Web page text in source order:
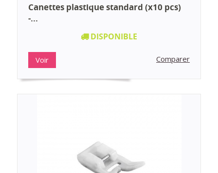
Canettes plastique standard (x10 pcs)
-...
DISPONIBLE
Voir Comparer